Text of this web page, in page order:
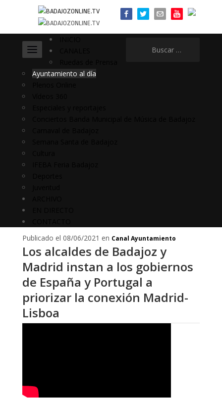
Ayuntamiento al día
Publicado el 08/06/2021 en Canal Ayuntamiento
Los alcaldes de Badajoz y
Madrid instan a los gobiernos
de España y Portugal a
priorizar la conexión Madrid-
Lisboa